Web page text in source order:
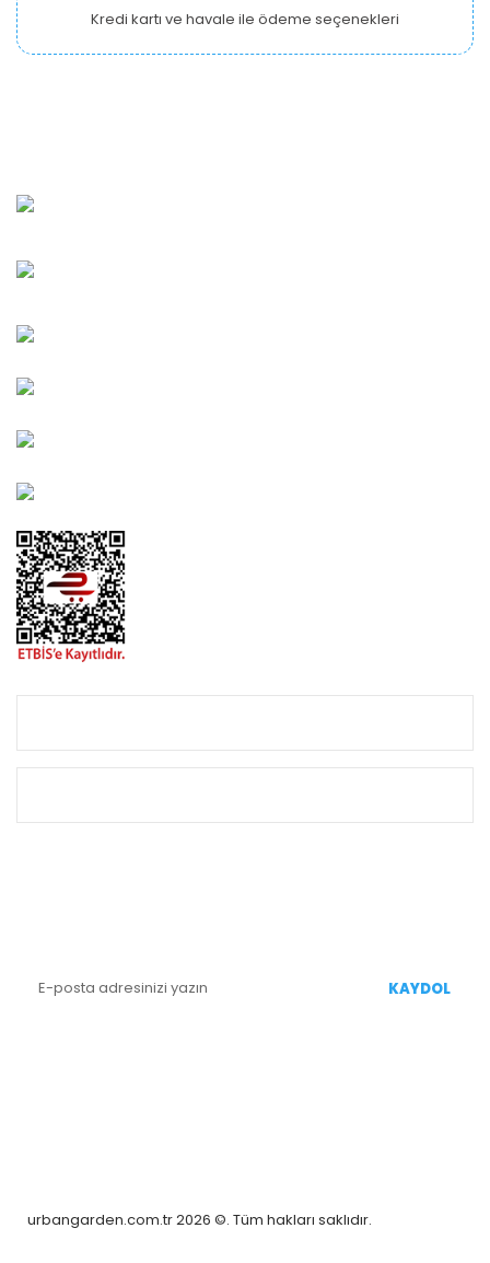
Kredi kartı ve havale ile ödeme seçenekleri
KAYDOL
urbangarden.com.tr 2026 ©. Tüm hakları saklıdır.